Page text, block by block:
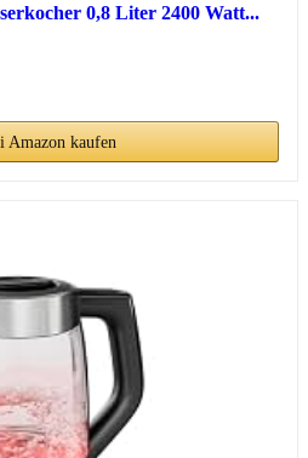
0,8 Liter 2400 Watt...
Amazon kaufen